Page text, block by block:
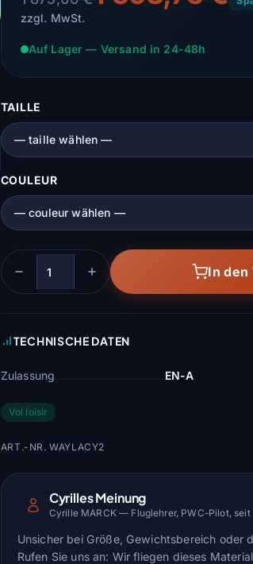
zzgl. MwSt.
Auf Lager — Versand in 24-48h
TAILLE
COULEUR
Menge
In den
TECHNISCHE DATEN
Zulassung EN-A
Vol loisir
ART.-NR. WAYLACY2
Cyrilles Meinung
Cyrille MARCK — Fluglehrer, PWC-Pilot, seit
Unsicher bei Größe, Gewichtsbereich oder
Rufen Sie uns an: Wir fliegen dieses